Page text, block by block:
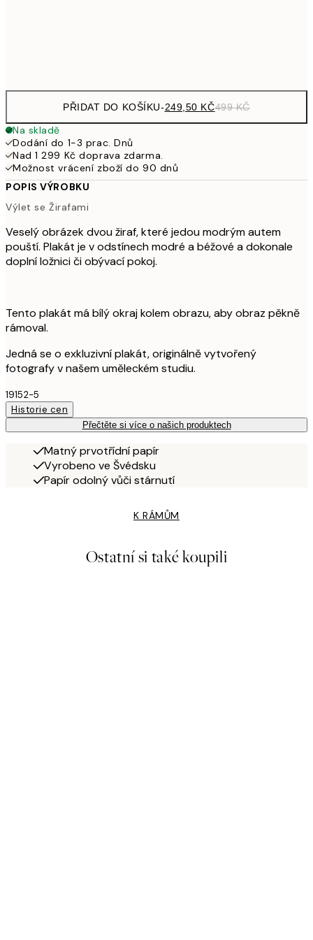
PŘIDAT DO KOŠÍKU-249,50 KČ499 KČ
Na skladě
Dodání do 1-3 prac. Dnů
Nad 1 299 Kč doprava zdarma.
Možnost vrácení zboží do 90 dnů
POPIS VÝROBKU
Výlet se Žirafami
Veselý obrázek dvou žiraf, které jedou modrým autem
pouští. Plakát je v odstínech modré a béžové a dokonale
doplní ložnici či obývací pokoj.
Tento plakát má bílý okraj kolem obrazu, aby obraz pěkně
rámoval.
Jedná se o exkluzivní plakát, originálně vytvořený
fotografy v našem uměleckém studiu.
19152-5
Historie cen
Přečtěte si více o našich produktech
Matný prvotřídní papír
Vyrobeno ve Švédsku
Papír odolný vůči stárnutí
K RÁMŮM
Ostatní si také koupili